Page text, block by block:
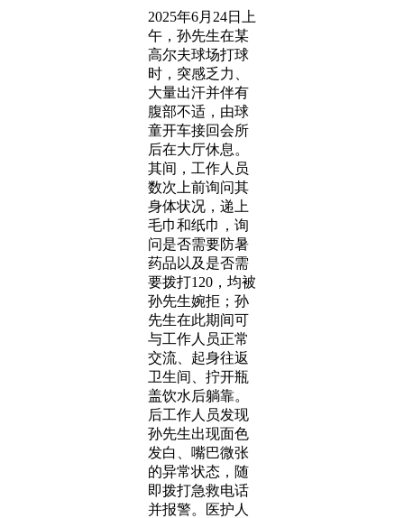
2025年6月24日上
午，孙先生在某
高尔夫球场打球
时，突感乏力、
大量出汗并伴有
腹部不适，由球
童开车接回会所
后在大厅休息。
其间，工作人员
数次上前询问其
身体状况，递上
毛巾和纸巾，询
问是否需要防暑
药品以及是否需
要拨打120，均被
孙先生婉拒；孙
先生在此期间可
与工作人员正常
交流、起身往返
卫生间、拧开瓶
盖饮水后躺靠。
后工作人员发现
孙先生出现面色
发白、嘴巴微张
的异常状态，随
即拨打急救电话
并报警。医护人